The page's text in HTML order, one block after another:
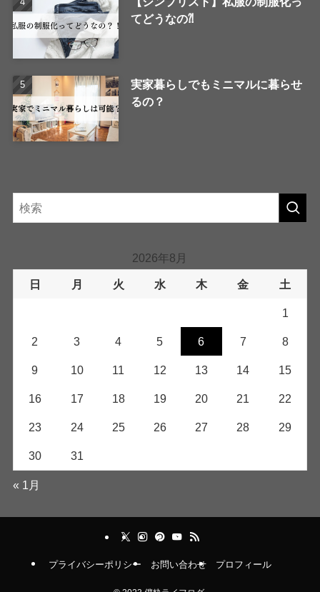
てどうなの⁈
実家暮らしでもミニマルに暮らせ
るの？
2026年8月
日 月 火 水 木 金 土
1
2 3 4 5 6 7 8
9 10 11 12 13 14 15
16 17 18 19 20 21 22
23 24 25 26 27 28 29
30 31
« 1月
プライバシーポリシー お問い合わせ プロフィール